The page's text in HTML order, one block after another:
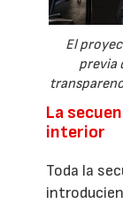
El
previa
La
interior
Toda la